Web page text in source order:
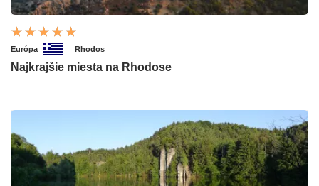
Európa Rhodos
Najkrajšie miesta na Rhodose